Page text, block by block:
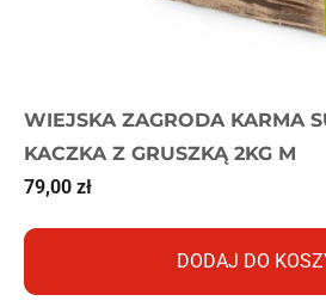
WIEJSKA ZAGRODA KARMA
KACZKA Z GRUSZKĄ 2KG M
79,00 zł
DODAJ DO